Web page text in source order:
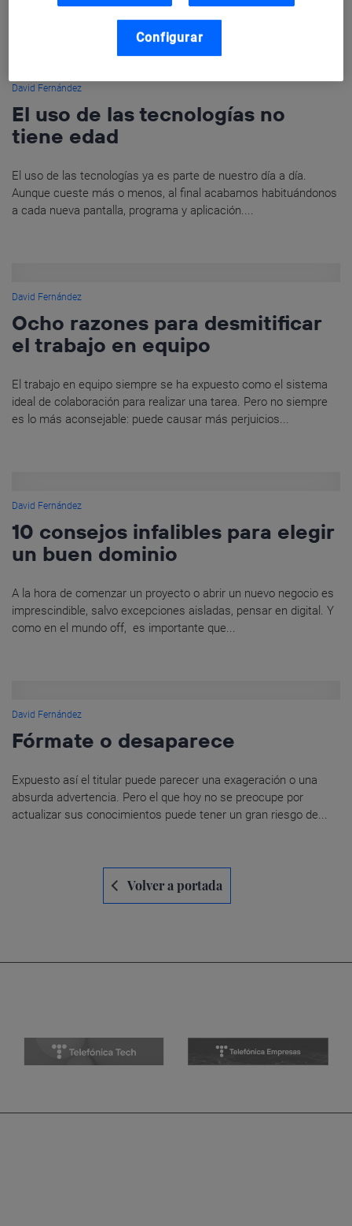
David Fernández
El uso de las tecnologías no
tiene edad
El uso de las tecnologías ya es parte de nuestro día a día.
Aunque cueste más o menos, al final acabamos habituándonos
a cada nueva pantalla, programa y aplicación....
David Fernández
Ocho razones para desmitificar
el trabajo en equipo
El trabajo en equipo siempre se ha expuesto como el sistema
ideal de colaboración para realizar una tarea. Pero no siempre
es lo más aconsejable: puede causar más perjuicios...
David Fernández
10 consejos infalibles para elegir
un buen dominio
A la hora de comenzar un proyecto o abrir un nuevo negocio es
imprescindible, salvo excepciones aisladas, pensar en digital. Y
como en el mundo off, es importante que...
David Fernández
Fórmate o desaparece
Expuesto así el titular puede parecer una exageración o una
absurda advertencia. Pero el que hoy no se preocupe por
actualizar sus conocimientos puede tener un gran riesgo de...
Navegación Volver a portada
Configurar